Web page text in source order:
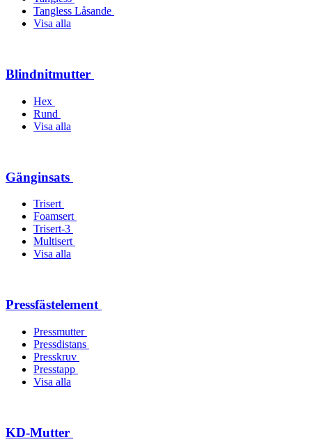
Tangless Låsande
Visa alla
Blindnitmutter
Hex
Rund
Visa alla
Gänginsats
Trisert
Foamsert
Trisert-3
Multisert
Visa alla
Pressfästelement
Pressmutter
Pressdistans
Presskruv
Presstapp
Visa alla
KD-Mutter